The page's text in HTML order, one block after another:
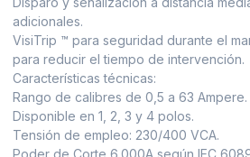
adicionales.
VisiTrip ™ para seguridad durante el
para reducir el tiempo de intervención.
Características técnicas:
Rango de calibres de 0,5 a 63 Ampere.
Disponible en 1, 2, 3 y 4 polos.
Tensión de empleo: 230/400 VCA.
Poder de Corte 6.000A según IEC